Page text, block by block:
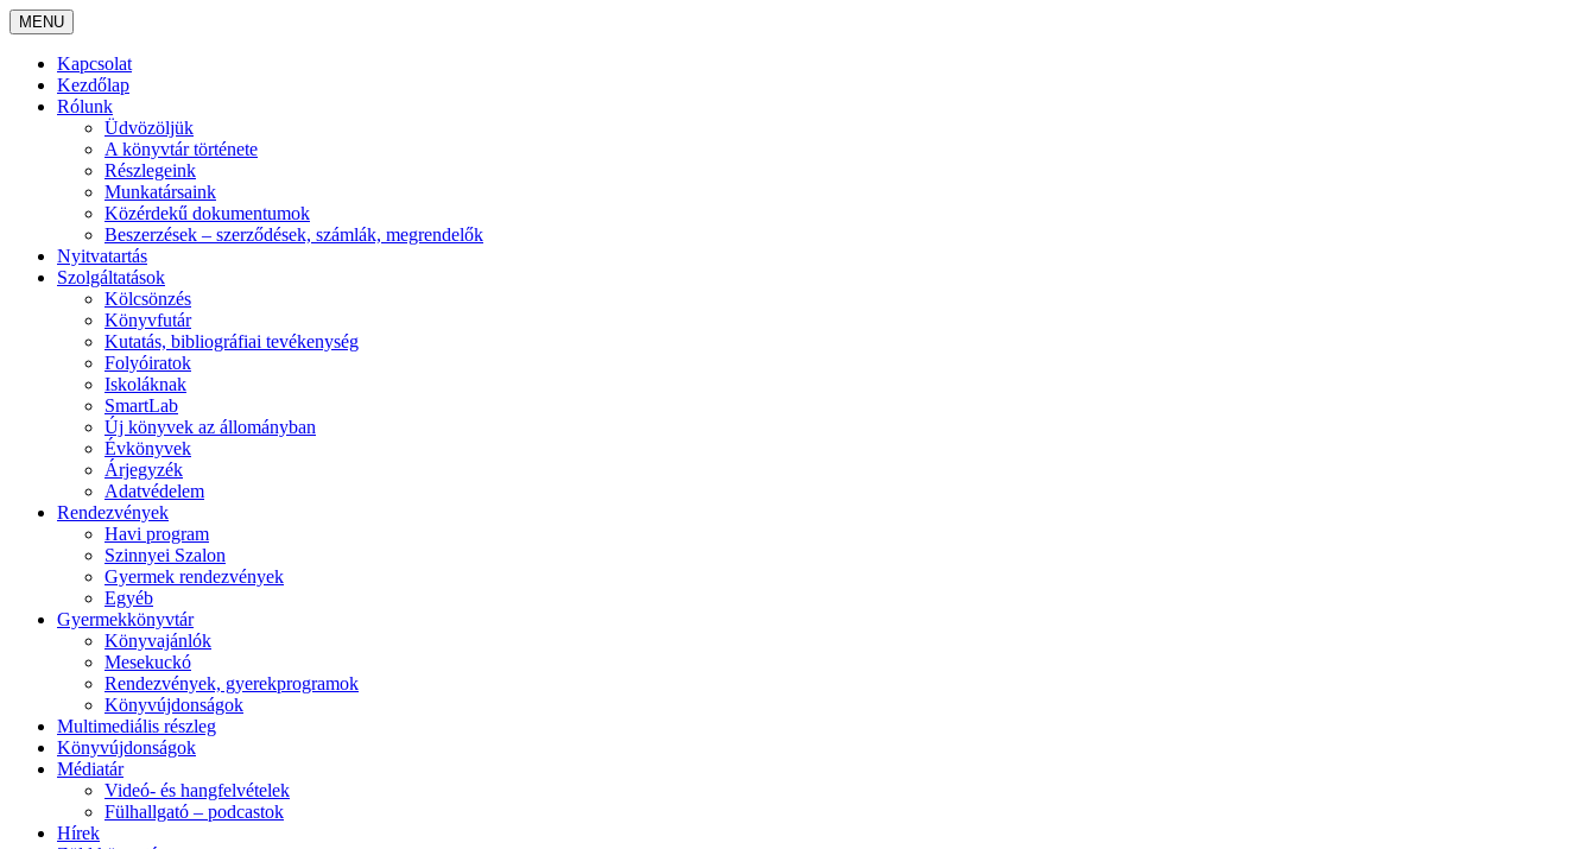
MENU
Kapcsolat
Kezdőlap
Rólunk
Üdvözöljük
A könyvtár története
Részlegeink
Munkatársaink
Közérdekű dokumentumok
Beszerzések – szerződések, számlák, megrendelők
Nyitvatartás
Szolgáltatások
Kölcsönzés
Könyvfutár
Kutatás, bibliográfiai tevékenység
Folyóiratok
Iskoláknak
SmartLab
Új könyvek az állományban
Évkönyvek
Árjegyzék
Adatvédelem
Rendezvények
Havi program
Szinnyei Szalon
Gyermek rendezvények
Egyéb
Gyermekkönyvtár
Könyvajánlók
Mesekuckó
Rendezvények, gyerekprogramok
Könyvújdonságok
Multimediális részleg
Könyvújdonságok
Médiatár
Videó- és hangfelvételek
Fülhallgató – podcastok
Hírek